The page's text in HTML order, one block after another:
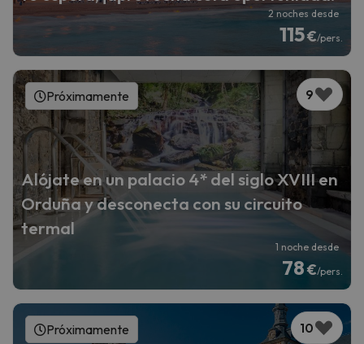
2 noches desde
115€/pers.
9
Próximamente
Alójate en un palacio 4* del siglo XVIII en
Orduña y desconecta con su circuito
termal
1 noche desde
78€/pers.
10
Próximamente